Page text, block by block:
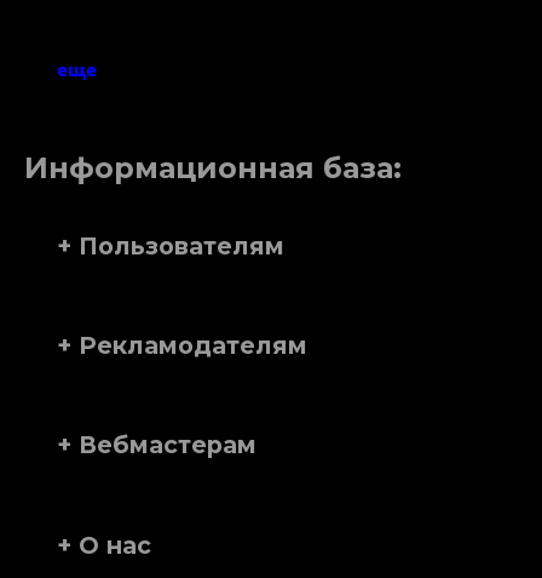
еще
Информационная база:
+ Пользователям
+ Рекламодателям
+ Вебмастерам
+ О нас